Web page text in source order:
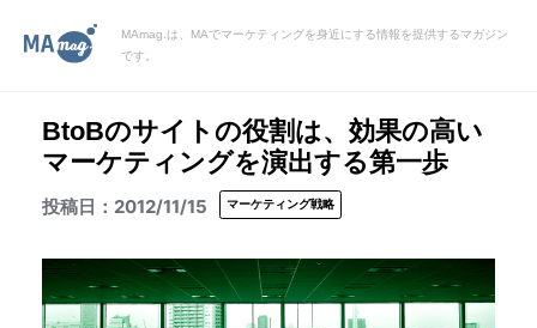
MAmag.は、MAでマーケティングを身近にする情報を提供するマガジン
です。
BtoBのサイトの役割は、効果の高い
マーケティングを演出する第一歩
2012/11/15 マーケティング戦略